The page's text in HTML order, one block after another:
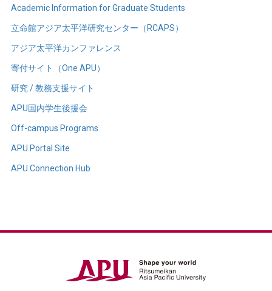
Academic Information for Graduate Students
立命館アジア太平洋研究センター（RCAPS）
アジア太平洋カンファレンス
寄付サイト（One APU）
研究 / 教務支援サイト
APU国内学生後援会
Off-campus Programs
APU Portal Site
APU Connection Hub